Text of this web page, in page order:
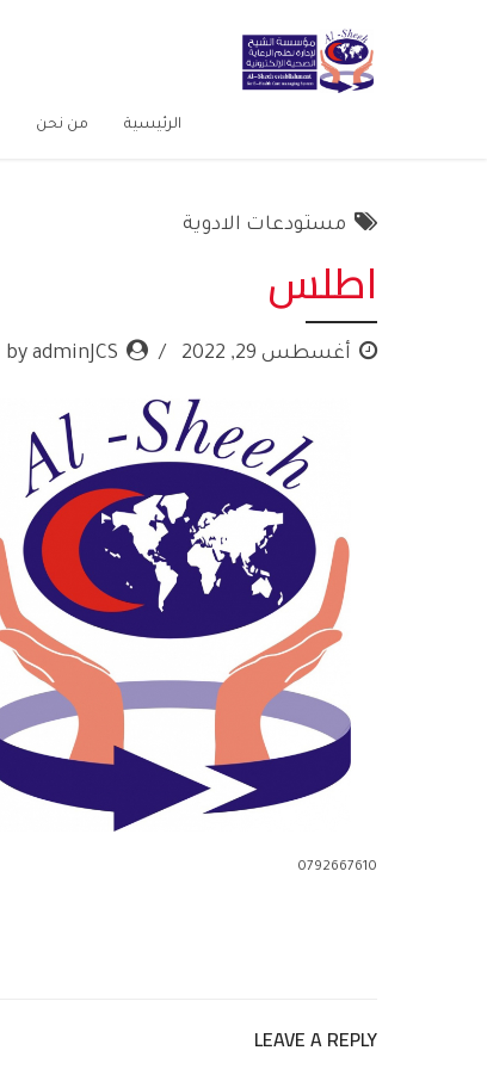
الرئيسية من نحن
مستودعات الادوية
اطلس
أغسطس 29, 2022 by adminJCS
0792667610
LEAVE A REPLY